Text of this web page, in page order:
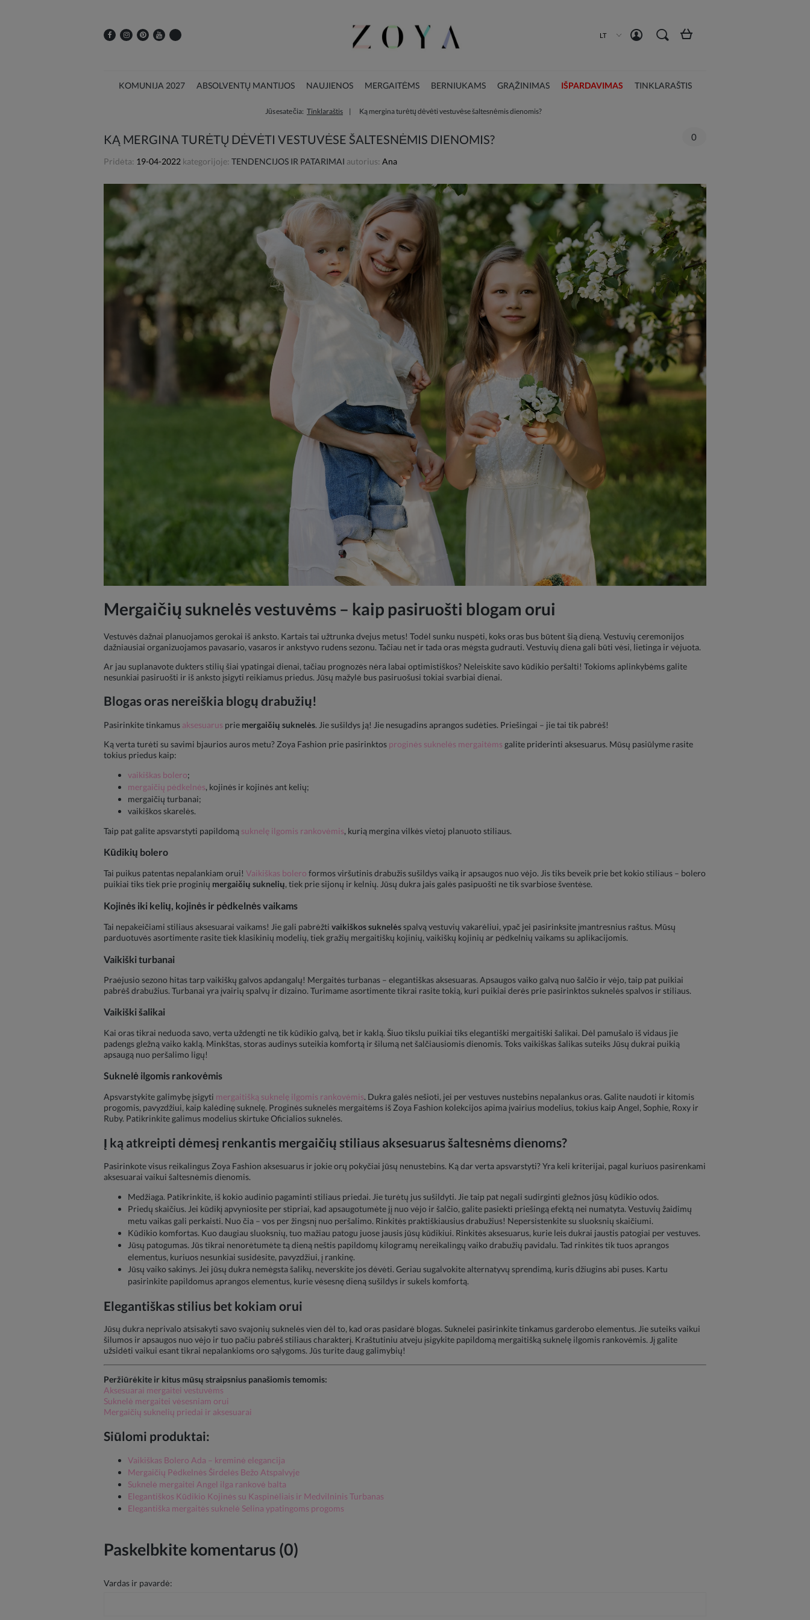
LT
KOMUNIJA 2027 ABSOLVENTŲ MANTIJOS NAUJIENOS MERGAITĖMS BERNIUKAMS GRĄŽINIMAS IŠPARDAVIMAS TINKLARAŠTIS
Jūs esate čia: Tinklaraštis Ką mergina turėtų dėvėti vestuvėse šaltesnėmis dienomis?
KĄ MERGINA TURĖTŲ DĖVĖTI VESTUVĖSE ŠALTESNĖMIS DIENOMIS? 0
Pridėta: 19-04-2022 kategorijoje: TENDENCIJOS IR PATARIMAI autorius: Ana
Mergaičių suknelės vestuvėms – kaip pasiruošti blogam orui
Vestuvės dažnai planuojamos gerokai iš anksto. Kartais tai užtrunka dvejus metus! Todėl sunku nuspėti, koks oras bus būtent šią dieną. Vestuvių ceremonijos
dažniausiai organizuojamos pavasario, vasaros ir ankstyvo rudens sezonu. Tačiau net ir tada oras mėgsta gudrauti. Vestuvių diena gali būti vėsi, lietinga ir vėjuota.
Ar jau suplanavote dukters stilių šiai ypatingai dienai, tačiau prognozės nėra labai optimistiškos? Neleiskite savo kūdikio peršalti! Tokioms aplinkybėms galite
nesunkiai pasiruošti ir iš anksto įsigyti reikiamus priedus. Jūsų mažylė bus pasiruošusi tokiai svarbiai dienai.
Blogas oras nereiškia blogų drabužių!
Pasirinkite tinkamus aksesuarus prie mergaičių suknelės. Jie sušildys ją! Jie nesugadins aprangos sudėties. Priešingai – jie tai tik pabrėš!
Ką verta turėti su savimi bjaurios auros metu? Zoya Fashion prie pasirinktos proginės suknelės mergaitėms galite priderinti aksesuarus. Mūsų pasiūlyme rasite
tokius priedus kaip:
vaikiškas bolero;
mergaičių pėdkelnės, kojinės ir kojinės ant kelių;
mergaičių turbanai;
vaikiškos skarelės.
Taip pat galite apsvarstyti papildomą suknelę ilgomis rankovėmis, kurią mergina vilkės vietoj planuoto stiliaus.
Kūdikių bolero
Tai puikus patentas nepalankiam orui! Vaikiškas bolero formos viršutinis drabužis sušildys vaiką ir apsaugos nuo vėjo. Jis tiks beveik prie bet kokio stiliaus – bolero
puikiai tiks tiek prie proginių mergaičių suknelių, tiek prie sijonų ir kelnių. Jūsų dukra jais galės pasipuošti ne tik svarbiose šventėse.
Kojinės iki kelių, kojinės ir pėdkelnės vaikams
Tai nepakeičiami stiliaus aksesuarai vaikams! Jie gali pabrėžti vaikiškos suknelėsspalvą vestuvių vakarėliui, ypač jei pasirinksite įmantresnius raštus. Mūsų
parduotuvės asortimente rasite tiek klasikinių modelių, tiek gražių mergaitiškų kojinių, vaikiškų kojinių ar pėdkelnių vaikams su aplikacijomis.
Vaikiški turbanai
Praėjusio sezono hitas tarp vaikiškų galvos apdangalų! Mergaitės turbanas – elegantiškas aksesuaras. Apsaugos vaiko galvą nuo šalčio ir vėjo, taip pat puikiai
pabrėš drabužius. Turbanai yra įvairių spalvų ir dizaino. Turimame asortimente tikrai rasite tokią, kuri puikiai derės prie pasirinktos suknelės spalvos ir stiliaus.
Vaikiški šalikai
Kai oras tikrai neduoda savo, verta uždengti ne tik kūdikio galvą, bet ir kaklą. Šiuo tikslu puikiai tiks elegantiški mergaitiški šalikai. Dėl pamušalo iš vidaus jie
padengs gležną vaiko kaklą. Minkštas, storas audinys suteikia komfortą ir šilumą net šalčiausiomis dienomis. Toks vaikiškas šalikas suteiks Jūsų dukrai puikią
apsaugą nuo peršalimo ligų!
Suknelė ilgomis rankovėmis
Apsvarstykite galimybę įsigyti mergaitišką suknelę ilgomis rankovėmis. Dukra galės nešioti, jei per vestuves nustebins nepalankus oras. Galite naudoti ir kitomis
progomis, pavyzdžiui, kaip kalėdinę suknelę. Proginės suknelės mergaitėms iš Zoya Fashion kolekcijos apima įvairius modelius, tokius kaip Angel, Sophie, Roxy ir
Ruby. Patikrinkite galimus modelius skirtuke Oficialios suknelės.
Į ką atkreipti dėmesį renkantis mergaičių stiliaus aksesuarus šaltesnėms dienoms?
Pasirinkote visus reikalingus Zoya Fashion aksesuarus ir jokie orų pokyčiai jūsų nenustebins. Ką dar verta apsvarstyti? Yra keli kriterijai, pagal kuriuos pasirenkami
aksesuarai vaikui šaltesnėmis dienomis.
Medžiaga. Patikrinkite, iš kokio audinio pagaminti stiliaus priedai. Jie turėtų jus sušildyti. Jie taip pat negali sudirginti gležnos jūsų kūdikio odos.
Priedų skaičius. Jei kūdikį apvyniosite per stipriai, kad apsaugotumėte jį nuo vėjo ir šalčio, galite pasiekti priešingą efektą nei numatyta. Vestuvių žaidimų
metu vaikas gali perkaisti. Nuo čia – vos per žingsnį nuo peršalimo. Rinkitės praktiškiausius drabužius! Nepersistenkite su sluoksnių skaičiumi.
Kūdikio komfortas. Kuo daugiau sluoksnių, tuo mažiau patogu juose jausis jūsų kūdikiui. Rinkitės aksesuarus, kurie leis dukrai jaustis patogiai per vestuves.
Jūsų patogumas. Jūs tikrai nenorėtumėte tą dieną neštis papildomų kilogramų nereikalingų vaiko drabužių pavidalu. Tad rinkitės tik tuos aprangos
elementus, kuriuos nesunkiai susidėsite, pavyzdžiui, į rankinę.
Jūsų vaiko sakinys. Jei jūsų dukra nemėgsta šalikų, neverskite jos dėvėti. Geriau sugalvokite alternatyvų sprendimą, kuris džiugins abi puses. Kartu
pasirinkite papildomus aprangos elementus, kurie vėsesnę dieną sušildys ir sukels komfortą.
Elegantiškas stilius bet kokiam orui
Jūsų dukra neprivalo atsisakyti savo svajonių suknelės vien dėl to, kad oras pasidarė blogas. Suknelei pasirinkite tinkamus garderobo elementus. Jie suteiks vaikui
šilumos ir apsaugos nuo vėjo ir tuo pačiu pabrėš stiliaus charakterį. Kraštutiniu atveju įsigykite papildomą mergaitišką suknelę ilgomis rankovėmis. Jį galite
užsidėti vaikui esant tikrai nepalankioms oro sąlygoms. Jūs turite daug galimybių!
Peržiūrėkite ir kitus mūsų straipsnius panašiomis temomis:
Aksesuarai mergaitei vestuvėms
Suknelė mergaitei vėsesniam orui
Mergaičių suknelių priedai ir aksesuarai
Siūlomi produktai:
Vaikiškas Bolero Ada – kreminė elegancija
Mergaičių Pėdkelnės Širdelės Bežo Atspalvyje
Suknelė mergaitei Angel ilga rankovė balta
Elegantiškos Kūdikio Kojinės su Kaspinėliais ir Medvilninis Turbanas
Elegantiška mergaitės suknelė Selina ypatingoms progoms
Paskelbkite komentarus (0)
Vardas ir pavardė: